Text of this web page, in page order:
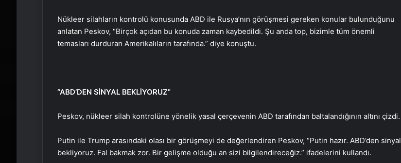
Nükleer silahların kontrolü konusunda ABD ile Rusya’nın görüşmesi gereken konular bulunduğunu
anlatan Peskov, “Birçok açıdan bu konuda zaman kaybedildi. Şu anda top, bizimle tüm önemli
temasları durduran Amerikalıların tarafında.” diye konuştu.
“ABD’DEN SİNYAL BEKLİYORUZ”
Peskov, nükleer silah kontrolüne yönelik yasal çerçevenin ABD tarafından baltalandığının altını çizdi.
Putin ile Trump arasındaki olası bir görüşmeyi de değerlendiren Peskov, “Putin hazır. ABD’den sinyal
bekliyoruz. Fal bakmak zor. Bir gelişme olduğu an sizi bilgilendireceğiz.” ifadelerini kullandı.